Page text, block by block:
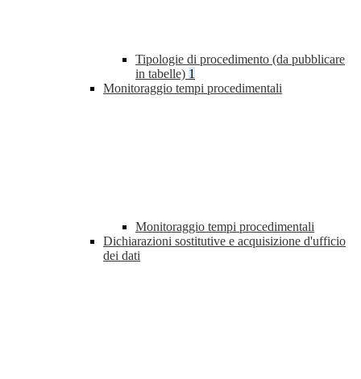
Tipologie di procedimento (da pubblicare
in tabelle) 1
Monitoraggio tempi procedimentali
Monitoraggio tempi procedimentali
Dichiarazioni sostitutive e acquisizione d'ufficio
dei dati